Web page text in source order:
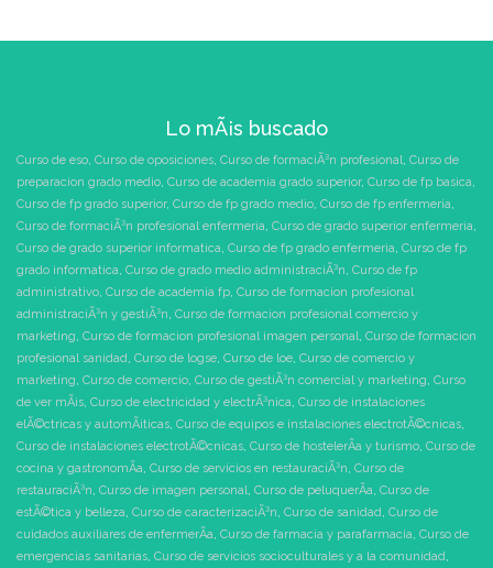
Lo mÃ¡s buscado
Curso de eso, Curso de oposiciones, Curso de formaciÃ³n profesional, Curso de
preparacion grado medio, Curso de academia grado superior, Curso de fp basica,
Curso de fp grado superior, Curso de fp grado medio, Curso de fp enfermeria,
Curso de formaciÃ³n profesional enfermeria, Curso de grado superior enfermeria,
Curso de grado superior informatica, Curso de fp grado enfermeria, Curso de fp
grado informatica, Curso de grado medio administraciÃ³n, Curso de fp
administrativo, Curso de academia fp, Curso de formacion profesional
administraciÃ³n y gestiÃ³n, Curso de formacion profesional comercio y
marketing, Curso de formacion profesional imagen personal, Curso de formacion
profesional sanidad, Curso de logse, Curso de loe, Curso de comercio y
marketing, Curso de comercio, Curso de gestiÃ³n comercial y marketing, Curso
de ver mÃ¡s, Curso de electricidad y electrÃ³nica, Curso de instalaciones
elÃ©ctricas y automÃ¡ticas, Curso de equipos e instalaciones electrotÃ©cnicas,
Curso de instalaciones electrotÃ©cnicas, Curso de hostelerÃ­a y turismo, Curso de
cocina y gastronomÃ­a, Curso de servicios en restauraciÃ³n, Curso de
restauraciÃ³n, Curso de imagen personal, Curso de peluquerÃ­a, Curso de
estÃ©tica y belleza, Curso de caracterizaciÃ³n, Curso de sanidad, Curso de
cuidados auxiliares de enfermerÃ­a, Curso de farmacia y parafarmacia, Curso de
emergencias sanitarias, Curso de servicios socioculturales y a la comunidad,